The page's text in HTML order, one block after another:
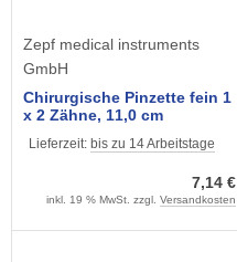
Zepf medical instruments
GmbH
Chirurgische Pinzette fein 1
x 2 Zähne, 11,0 cm
Lieferzeit: bis zu 14 Arbeitstage
7,14 €
inkl. 19 % MwSt. zzgl. Versandkosten